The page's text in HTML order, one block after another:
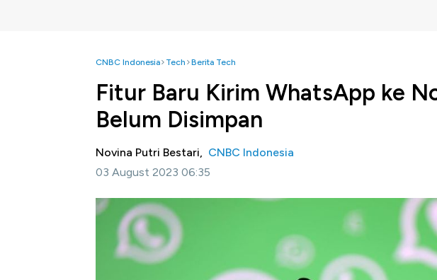
CNBC Indonesia Tech Berita Tech
Fitur Baru Kirim WhatsApp ke
Belum Disimpan
Novina Putri Bestari, CNBC Indonesia
03 August 2023 06:35